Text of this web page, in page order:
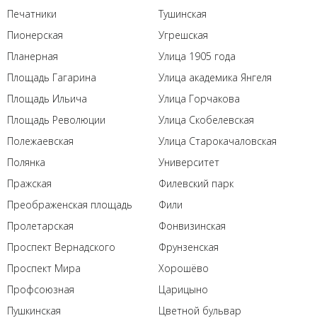
Печатники
Пионерская
Планерная
Площадь Гагарина
Площадь Ильича
Площадь Революции
Полежаевская
Полянка
Пражская
Преображенская площадь
Пролетарская
Проспект Вернадского
Проспект Мира
Профсоюзная
Пушкинская
Тушинская
Угрешская
Улица 1905 года
Улица академика Янгеля
Улица Горчакова
Улица Скобелевская
Улица Старокачаловская
Университет
Филевский парк
Фили
Фонвизинская
Фрунзенская
Хорошёво
Царицыно
Цветной бульвар